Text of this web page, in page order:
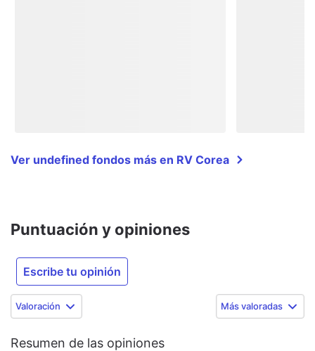
Ver undefined fondos más en RV Corea
Puntuación y opiniones
Escribe tu opinión
Valoración Más valoradas
Resumen de las opiniones